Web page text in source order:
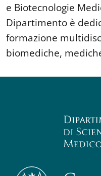
e Biotecnologie
Dipartimento è
formazione
biomediche,